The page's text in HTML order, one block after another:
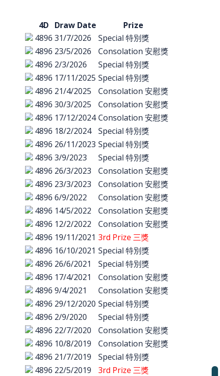
4D Draw Date
Prize
4896 31/7/2026
Special 特別獎
4896 23/5/2026
Consolation 安慰獎
4896 2/3/2026
Special 特別獎
4896 17/11/2025 Special 特別獎
4896 21/4/2025
Consolation 安慰獎
4896 30/3/2025
Consolation 安慰獎
4896 17/12/2024 Consolation 安慰獎
4896 18/2/2024
Special 特別獎
4896 26/11/2023 Special 特別獎
4896 3/9/2023
Special 特別獎
4896 26/3/2023
Consolation 安慰獎
4896 23/3/2023
Consolation 安慰獎
4896 6/9/2022
Consolation 安慰獎
4896 14/5/2022
Consolation 安慰獎
4896 12/2/2022
Consolation 安慰獎
4896 19/11/2021 3rd Prize 三獎
4896 16/10/2021 Special 特別獎
4896 26/6/2021
Special 特別獎
4896 17/4/2021
Consolation 安慰獎
4896 9/4/2021
Consolation 安慰獎
4896 29/12/2020 Special 特別獎
4896 2/9/2020
Special 特別獎
4896 22/7/2020
Consolation 安慰獎
4896 10/8/2019
Consolation 安慰獎
4896 21/7/2019
Special 特別獎
4896 22/5/2019
3rd Prize 三獎